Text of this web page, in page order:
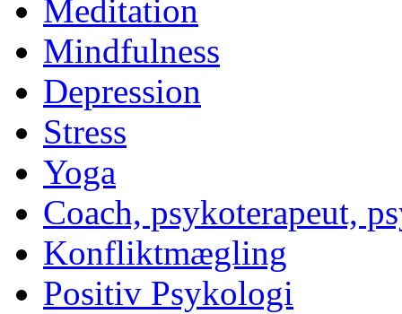
Meditation
Mindfulness
Depression
Stress
Yoga
Coach, psykoterapeut,
Konfliktmægling
Positiv Psykologi